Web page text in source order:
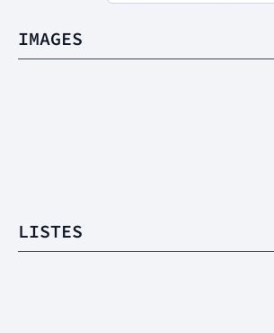
IMAGES
LISTES